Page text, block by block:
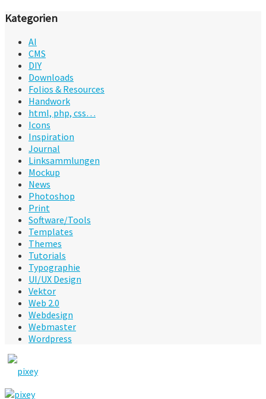
Kategorien
AI
CMS
DIY
Downloads
Folios & Resources
Handwork
html, php, css…
Icons
Inspiration
Journal
Linksammlungen
Mockup
News
Photoshop
Print
Software/Tools
Templates
Themes
Tutorials
Typographie
UI/UX Design
Vektor
Web 2.0
Webdesign
Webmaster
Wordpress